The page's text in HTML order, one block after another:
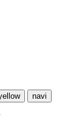
navi